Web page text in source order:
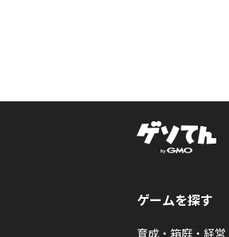
ゲームを探す
育成・箱庭・経営